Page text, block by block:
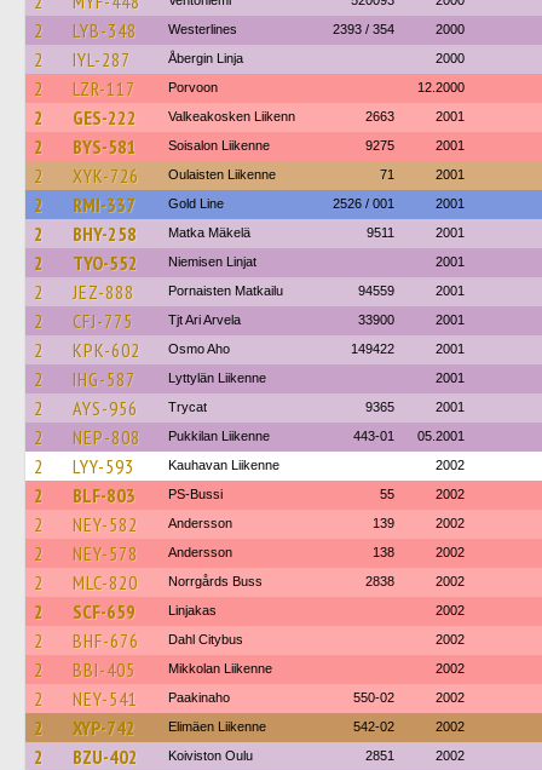
2 LYB-348 Westerlines 2393 / 354 2000
2 IYL-287 Åbergin Linja 2000
2 LZR-117 Porvoon 12.2000
2 GES-222 Valkeakosken Liikenn 2663 2001
2 BYS-581 Soisalon Liikenne 9275 2001
2 XYK-726 Oulaisten Liikenne 71 2001
2 RMI-337 Gold Line 2526 / 001 2001
2 BHY-258 Matka Mäkelä 9511 2001
2 TYO-552 Niemisen Linjat 2001
2 JEZ-888 Pornaisten Matkailu 94559 2001
2 CFJ-775 Tjt Ari Arvela 33900 2001
2 KPK-602 Osmo Aho 149422 2001
2 IHG-587 Lyttylän Liikenne 2001
2 AYS-956 Trycat 9365 2001
2 NEP-808 Pukkilan Liikenne 443-01 05.2001
2 LYY-593 Kauhavan Liikenne 2002
2 BLF-803 PS-Bussi 55 2002
2 NEY-582 Andersson 139 2002
2 NEY-578 Andersson 138 2002
2 MLC-820 Norrgårds Buss 2838 2002
2 SCF-659 Linjakas 2002
2 BHF-676 Dahl Citybus 2002
2 BBI-405 Mikkolan Liikenne 2002
2 NEY-541 Paakinaho 550-02 2002
2 XYP-742 Elimäen Liikenne 542-02 2002
2 BZU-402 Koiviston Oulu 2851 2002